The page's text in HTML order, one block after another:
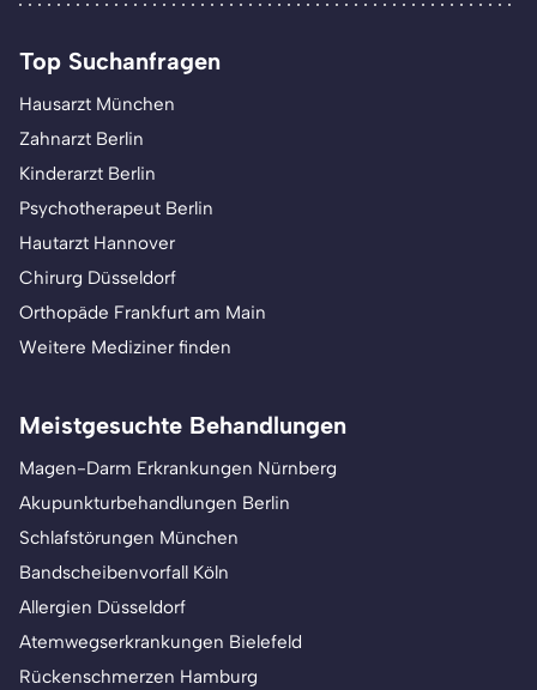
Top Suchanfragen
Hausarzt München
Zahnarzt Berlin
Kinderarzt Berlin
Psychotherapeut Berlin
Hautarzt Hannover
Chirurg Düsseldorf
Orthopäde Frankfurt am Main
Weitere Mediziner finden
Meistgesuchte Behandlungen
Magen-Darm Erkrankungen Nürnberg
Akupunkturbehandlungen Berlin
Schlafstörungen München
Bandscheibenvorfall Köln
Allergien Düsseldorf
Atemwegserkrankungen Bielefeld
Rückenschmerzen Hamburg